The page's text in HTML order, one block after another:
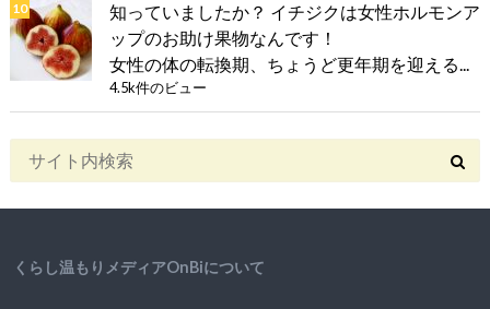
知っていましたか？ イチジクは女性ホルモンア
ップのお助け果物なんです！
女性の体の転換期、ちょうど更年期を迎える...
4.5k件のビュー
くらし温もりメディアOnBiについて